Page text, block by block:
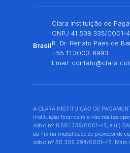
Brasil
Clara Instituição de
CNPJ 41.538.335/0001-
R. Dr. Renato Paes de
+55 11 3003-6993
Email:
A CLARA INSTITUIÇÃO DE
instituição financeira e não realiza
sob o nº 11.581.339/0001-45; e (ii)
do Pix na modalidade de provedor de
sob o nº 30.306.294/0001-45. Mais